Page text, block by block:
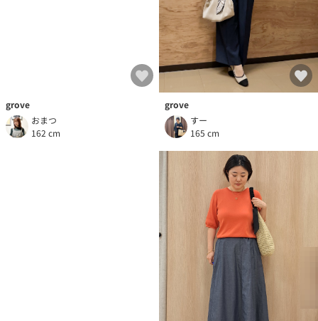
grove
おまつ
162 cm
grove
すー
165 cm